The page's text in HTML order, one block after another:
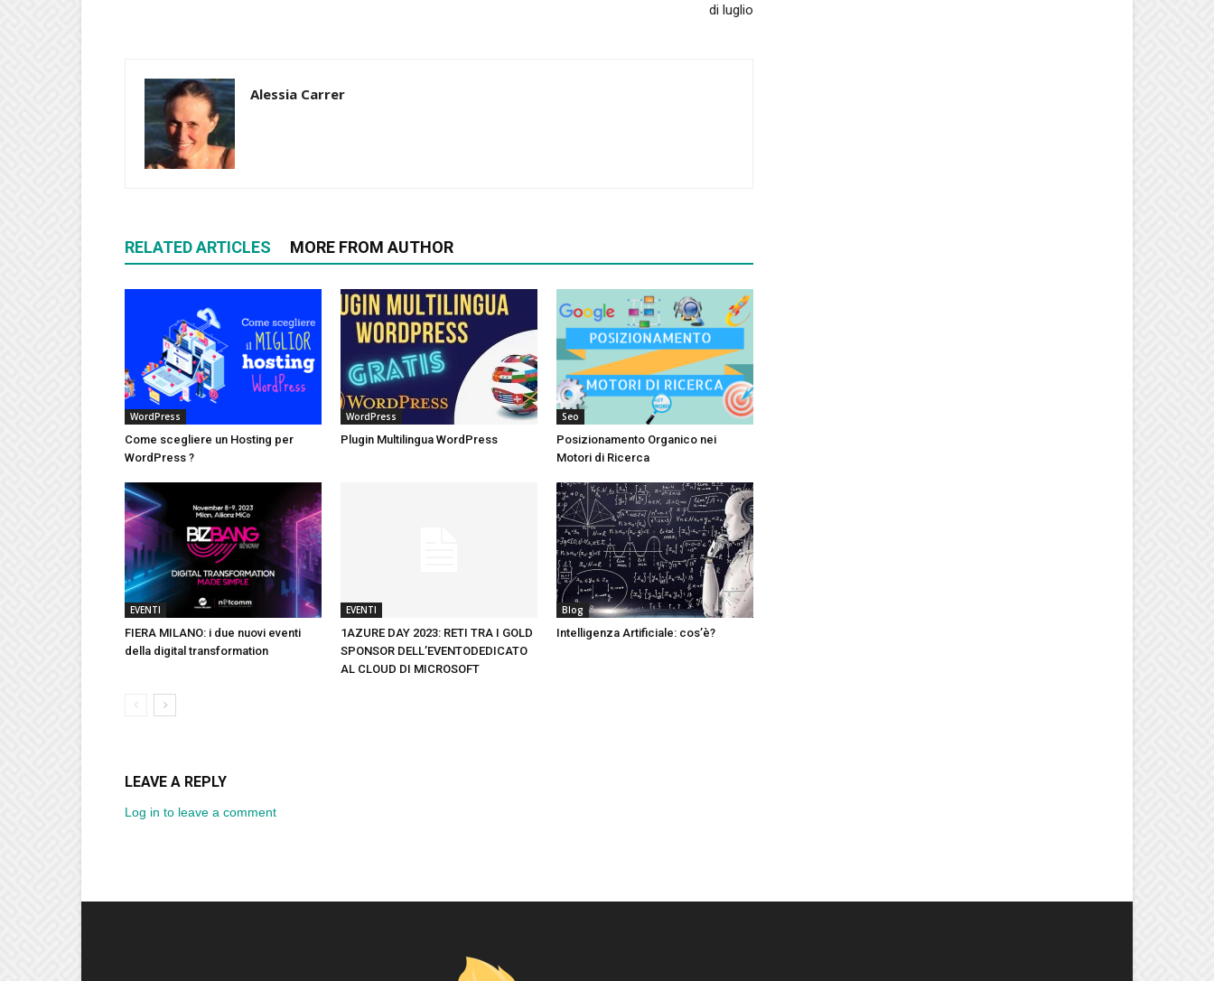
di luglio
Alessia Carrer
RELATED ARTICLES MORE FROM AUTHOR
WordPress
Come scegliere un Hosting per
WordPress ?
WordPress
Plugin Multilingua WordPress
Seo
Posizionamento Organico nei
Motori di Ricerca
EVENTI
FIERA MILANO: i due nuovi eventi
della digital transformation
EVENTI
1AZURE DAY 2023: RETI TRA I GOLD
SPONSOR DELL’EVENTODEDICATO
AL CLOUD DI MICROSOFT
Blog
Intelligenza Artificiale: cos’è?
LEAVE A REPLY
Log in to leave a comment